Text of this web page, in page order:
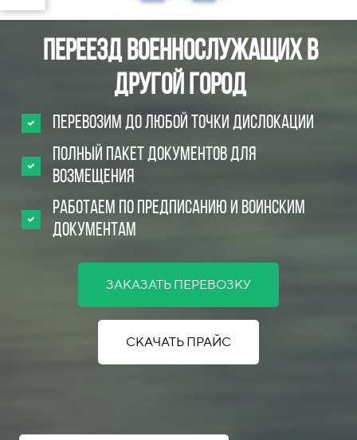
Переезд военнослужащих в
другой город
Перевозим до любой точки дислокации
Полный пакет документов для
возмещения
Работаем по предписанию и воинским
документам
ЗАКАЗАТЬ ПЕРЕВОЗКУ
СКАЧАТЬ ПРАЙС